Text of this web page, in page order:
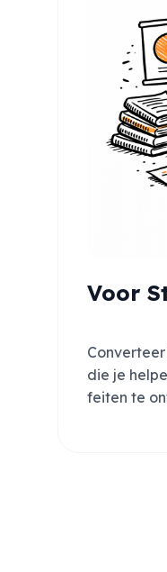
Voor
die je
feiten te